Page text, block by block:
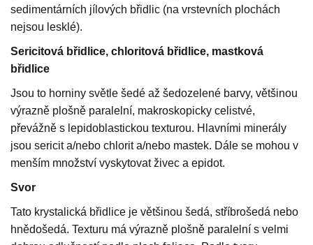
sedimentárních jílových břidlic (na vrstevních plochách
nejsou lesklé).
Sericitová břidlice, chloritová břidlice, mastková
břidlice
Jsou to horniny světle šedé až šedozelené barvy, většinou
výrazně plošně paralelní, makroskopicky celistvé,
převážně s lepidoblastickou texturou. Hlavními minerály
jsou sericit a/nebo chlorit a/nebo mastek. Dále se mohou v
menším množství vyskytovat živec a epidot.
Svor
Tato krystalická břidlice je většinou šedá, stříbrošedá nebo
hnědošedá. Texturu má výrazně plošně paralelní s velmi